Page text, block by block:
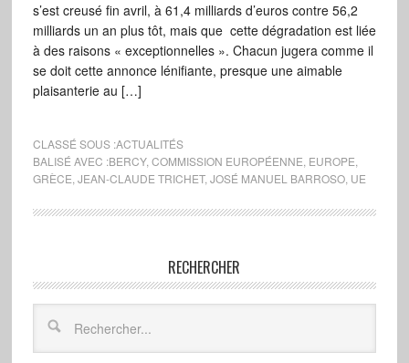
s’est creusé fin avril, à 61,4 milliards d’euros contre 56,2
milliards un an plus tôt, mais que cette dégradation est liée
à des raisons « exceptionnelles ». Chacun jugera comme il
se doit cette annonce lénifiante, presque une aimable
plaisanterie au […]
CLASSÉ SOUS :ACTUALITÉS
BALISÉ AVEC :BERCY, COMMISSION EUROPÉENNE EUROPE
GRÈCE JEAN-CLAUDE TRICHET, JOSÉ MANUEL BARROSO, UE
RECHERCHER